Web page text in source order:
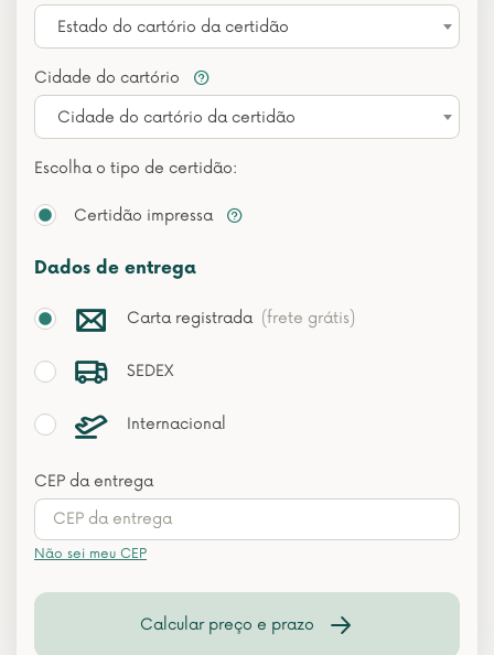
Estado do cartório da certidão
Cidade do cartório
Cidade do cartório da certidão
Escolha o tipo de certidão:
Certidão impressa
Dados de entrega
Carta registrada (frete grátis)
SEDEX
Internacional
CEP da entrega
Não sei meu CEP
Calcular preço e prazo